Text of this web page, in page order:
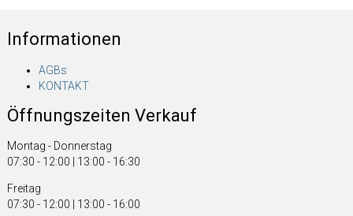
Informationen
AGBs
KONTAKT
Öffnungszeiten Verkauf
Montag - Donnerstag
07:30 - 12:00 | 13:00 - 16:30
Freitag
07:30 - 12:00 | 13:00 - 16:00